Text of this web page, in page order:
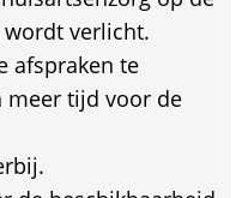
verlicht.
afspraken te
meer tijd voor de